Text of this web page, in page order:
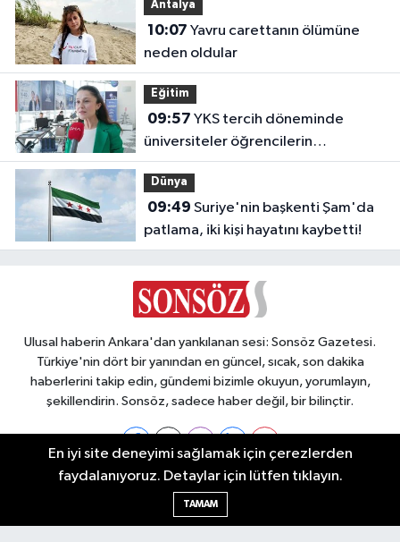
Antalya
10:07
neden oldular
Eğitim
09:57
üniversiteler öğrencilerin
geleceğini şekillendiriyor
Dünya
09:49
patlama, iki kişi hayatını kaybetti!
Ulusal haberin Ankara'dan yankılanan sesi: Sonsöz Gazetesi.
Türkiye'nin dört bir yanından en güncel, sıcak, son dakika
haberlerini takip edin, gündemi bizimle okuyun, yorumlayın,
şekillendirin. Sonsöz, sadece haber değil, bir bilinçtir.
Ankara Nöbetçi Eczaneler
En iyi site deneyimi sağlamak için çerezlerden
faydalanıyoruz. Detaylar için lütfen tıklayın.
TAMAM